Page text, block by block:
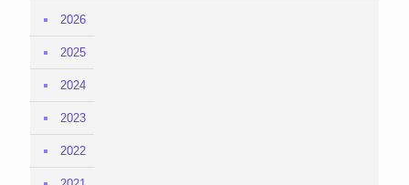
2026
2025
2024
2023
2022